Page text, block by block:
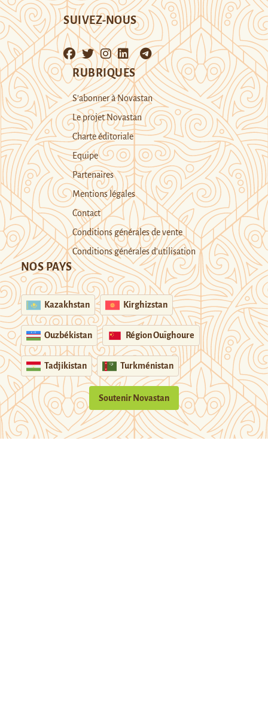
SUIVEZ-NOUS
RUBRIQUES
S’abonner à Novastan
Le projet Novastan
Charte éditoriale
Equipe
Partenaires
Mentions légales
Contact
Conditions générales de vente
Conditions générales d’utilisation
NOS PAYS
Kazakhstan Kirghizstan
Ouzbékistan Région Ouïghoure
Tadjikistan Turkménistan
Soutenir Novastan